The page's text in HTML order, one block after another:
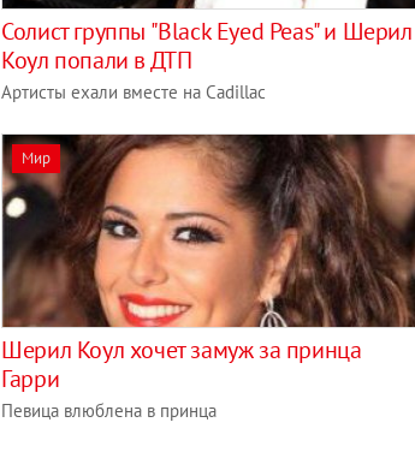
Солист группы "Black Eyed Peas" и Шерил
Коул попали в ДТП
Артисты ехали вместе на Cadillac
Мир
Шерил Коул хочет замуж за принца
Гарри
Певица влюблена в принца